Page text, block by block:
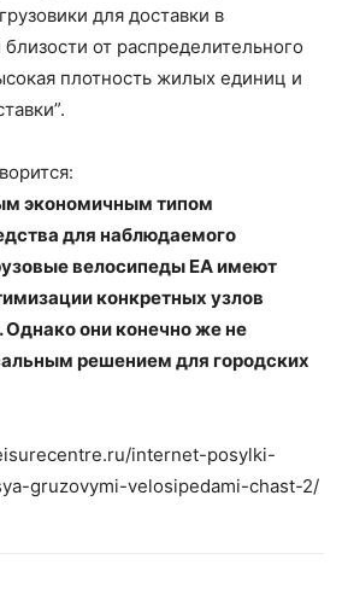
для доставки в
от распределительного
плотность жилых единиц и
экономичным типом
для наблюдаемого
велосипеды EA имеют
конкретных узлов
Однако они конечно же не
решением для городских
internet-posylki-
gruzovymi-velosipedami-chast-2/